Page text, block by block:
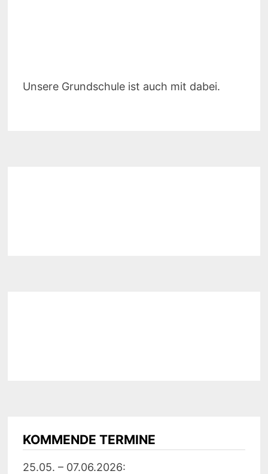
Unsere Grundschule ist auch mit dabei.
KOMMENDE TERMINE
25.05. – 07.06.2026: